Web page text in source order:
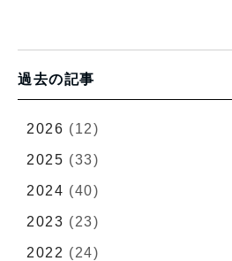
過去の記事
2026 (12)
2025 (33)
2024 (40)
2023 (23)
2022 (24)